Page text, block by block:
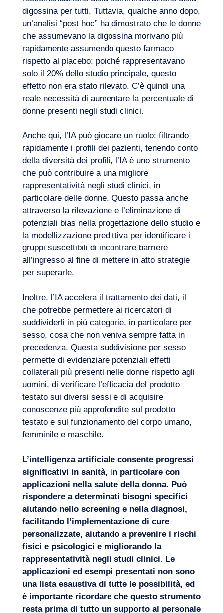
digossina per tutti. Tuttavia, qualche anno dopo,
un’analisi “post hoc” ha dimostrato che le donne
che assumevano la digossina morivano più
rapidamente assumendo questo farmaco
rispetto al placebo: poiché rappresentavano
solo il 20% dello studio principale, questo
effetto non era stato rilevato. C’è quindi una
reale necessità di aumentare la percentuale di
donne presenti negli studi clinici.
Anche qui, l’IA può giocare un ruolo: filtrando
rapidamente i profili dei pazienti, tenendo conto
della diversità dei profili, l’IA è uno strumento
che può contribuire a una migliore
rappresentatività negli studi clinici, in
particolare delle donne. Questo passa anche
attraverso la rilevazione e l’eliminazione di
potenziali bias nella progettazione dello studio e
la modellizzazione predittiva per identificare i
gruppi suscettibili di incontrare barriere
all’ingresso al fine di mettere in atto strategie
per superarle.
Inoltre, l’IA accelera il trattamento dei dati, il
che potrebbe permettere ai ricercatori di
suddividerli in più categorie, in particolare per
sesso, cosa che non veniva sempre fatta in
precedenza. Questa suddivisione per sesso
permette di evidenziare potenziali effetti
collaterali più presenti nelle donne rispetto agli
uomini, di verificare l’efficacia del prodotto
testato sui diversi sessi e di acquisire
conoscenze più approfondite sul prodotto
testato e sul funzionamento del corpo umano,
femminile e maschile.
L’intelligenza artificiale consente progressi
significativi in sanità, in particolare con
applicazioni nella salute della donna. Può
rispondere a determinati bisogni specifici
aiutando nello screening e nella diagnosi,
facilitando l’implementazione di cure
personalizzate, aiutando a prevenire i rischi
fisici e psicologici e migliorando la
rappresentatività negli studi clinici. Le
applicazioni ed esempi presentati non sono
una lista esaustiva di tutte le possibilità, ed
è importante ricordare che questo strumento
resta prima di tutto un supporto al personale